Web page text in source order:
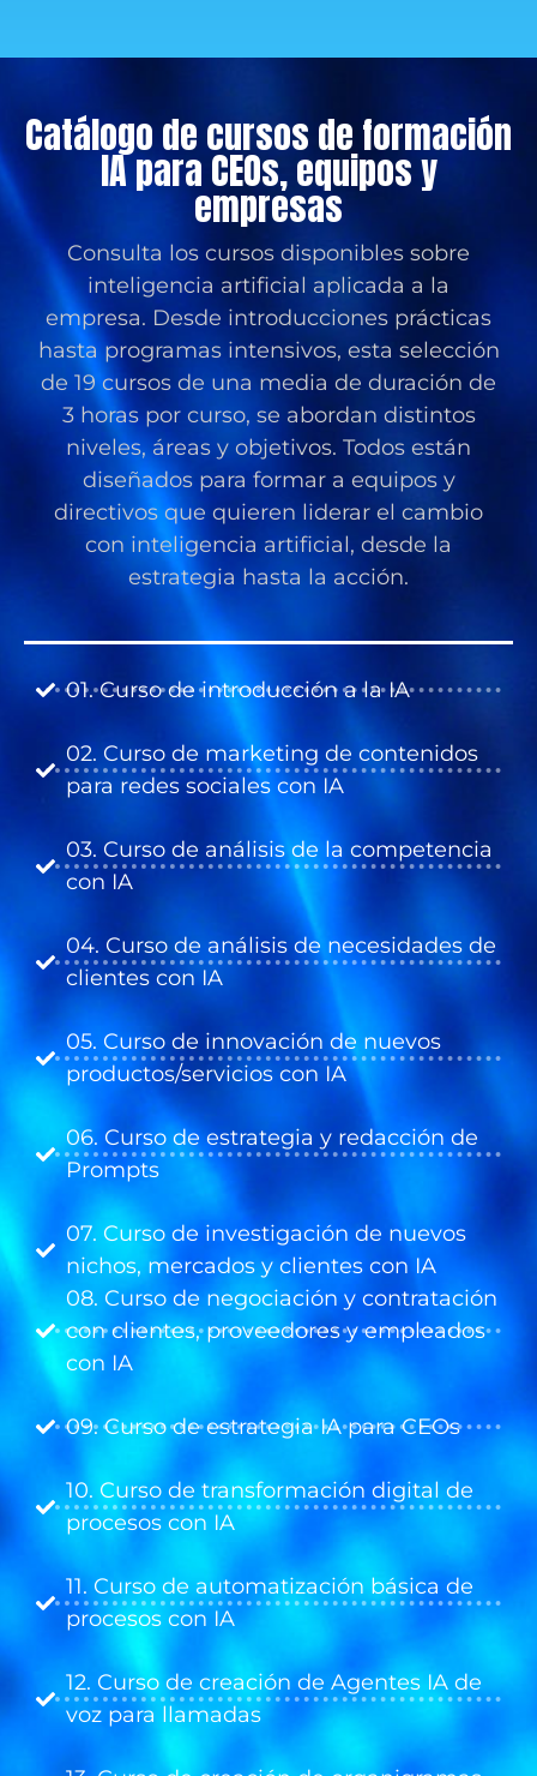
Catálogo de cursos de formación
IA para CEOs, equipos y
empresas
Consulta los cursos disponibles sobre
inteligencia artificial aplicada a la
empresa. Desde introducciones prácticas
hasta programas intensivos, esta selección
de 19 cursos de una media de duración de
3 horas por curso, se abordan distintos
niveles, áreas y objetivos. Todos están
diseñados para formar a equipos y
directivos que quieren liderar el cambio
con inteligencia artificial, desde la
estrategia hasta la acción.
01. Curso de introducción a la IA
02. Curso de marketing de contenidos
para redes sociales con IA
03. Curso de análisis de la competencia
con IA
04. Curso de análisis de necesidades de
clientes con IA
05. Curso de innovación de nuevos
productos/servicios con IA
06. Curso de estrategia y redacción de
Prompts
07. Curso de investigación de nuevos
nichos, mercados y clientes con IA
08. Curso de negociación y contratación
con clientes, proveedores y empleados
con IA
09. Curso de estrategia IA para CEOs
10. Curso de transformación digital de
procesos con IA
11. Curso de automatización básica de
procesos con IA
12. Curso de creación de Agentes IA de
voz para llamadas